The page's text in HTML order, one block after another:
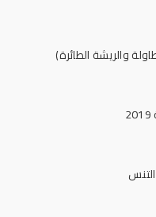
والريشة الطائرة)